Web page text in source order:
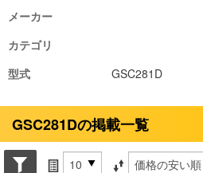
メーカー
カテゴリ
型式
GSC281D
GSC281Dの掲載一覧
Search conditions
件数 並び替え条件